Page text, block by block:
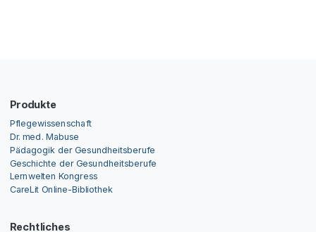
Produkte
Pflegewissenschaft
Dr. med. Mabuse
Pädagogik der Gesundheitsberufe
Geschichte der Gesundheitsberufe
Lernwelten Kongress
CareLit Online-Bibliothek
Rechtliches